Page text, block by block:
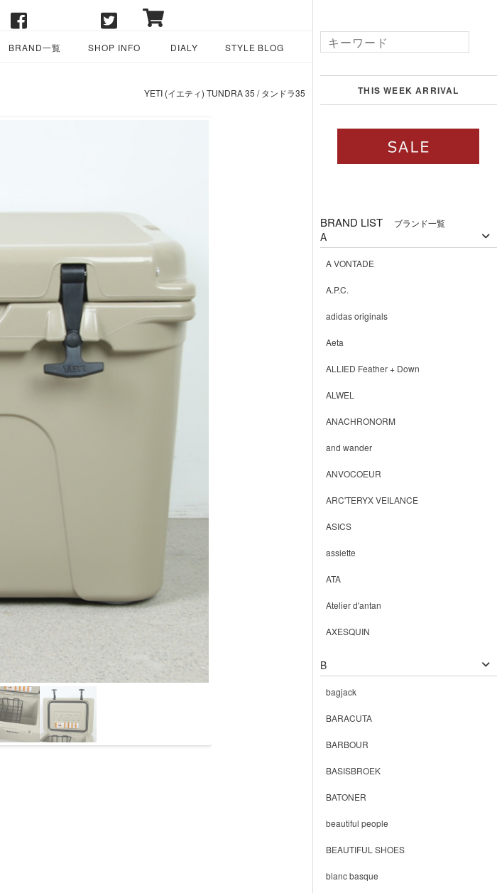
BRAND一覧 SHOP INFO DIALY STYLE BLOG
YETI (イエティ) TUNDRA 35 / タンドラ35 THIS WEEK ARRIVAL
BRAND LIST ブランド一覧
A
A VONTADE
A.P.C.
adidas originals
Aeta
ALLIED Feather + Down
ALWEL
ANACHRONORM
and wander
ANVOCOEUR
ARC'TERYX VEILANCE
ASICS
assiette
ATA
Atelier d'antan
AXESQUIN
B
bagjack
BARACUTA
BARBOUR
BASISBROEK
BATONER
beautiful people
BEAUTIFUL SHOES
blanc basque